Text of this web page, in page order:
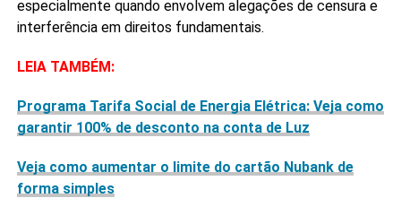
especialmente quando envolvem alegações de censura e
interferência em direitos fundamentais.
LEIA TAMBÉM:
Programa Tarifa Social de Energia Elétrica: Veja como
garantir 100% de desconto na conta de Luz
Veja como aumentar o limite do cartão Nubank de
forma simples